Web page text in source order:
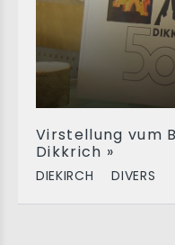
Virstellung vum
Dikkrich »
DIEKIRCH DIVERS